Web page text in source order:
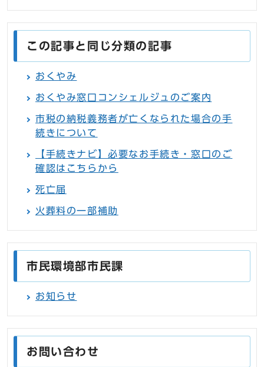
この記事と同じ分類の記事
おくやみ
おくやみ窓口コンシェルジュのご案内
市税の納税義務者が亡くなられた場合の手
続きについて
【手続きナビ】必要なお手続き・窓口のご
確認はこちらから
死亡届
火葬料の一部補助
市民環境部市民課
お知らせ
お問い合わせ